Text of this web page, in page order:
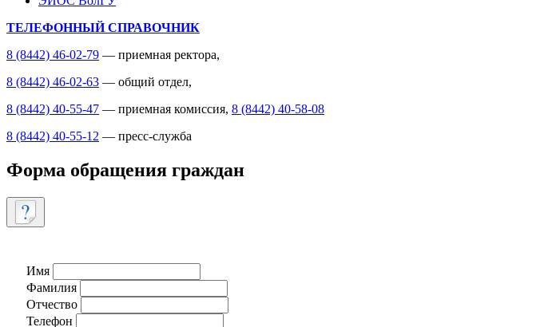
ТЕЛЕФОННЫЙ СПРАВОЧНИК
8 (8442) 46-02-79 — приемная ректора,
8 (8442) 46-02-63 — общий отдел,
8 (8442) 40-55-47 — приемная комиссия, 8 (8442) 40-58-08
8 (8442) 40-55-12 — пресс-служба
Форма обращения граждан
Имя
Фамилия
Отчество
Телефон